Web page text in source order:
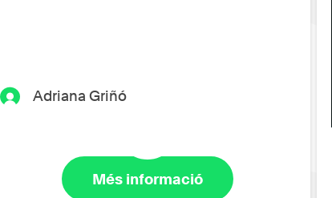
Adriana Griñó
Més informació